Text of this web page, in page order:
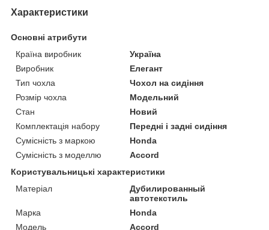
Характеристики
Основні атрибути
Країна виробник
Україна
Виробник
Елегант
Тип чохла
Чохол на сидіння
Розмір чохла
Модельний
Стан
Новий
Комплектація набору
Передні і задні сидіння
Сумісність з маркою
Honda
Сумісність з моделлю
Accord
Користувальницькі характеристики
Матеріал
Дубилированный
автотекстиль
Марка
Honda
Модель
Accord